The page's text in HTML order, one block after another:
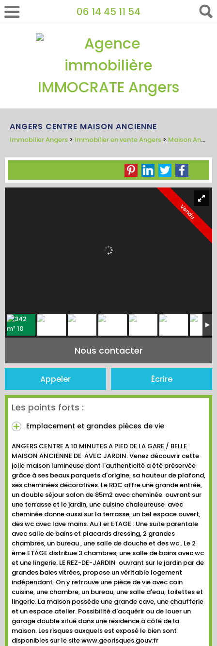
06 14 45 11 54
ANGERS CENTRE MAISON ANCIENNE
Immobilier Angers > Immobilier en vente Angers > Maison Ancienne en vente Angers
Vendu
Nous contacter
Appeler Écrire
Les points forts :
Emplacement et grandes pièces de vie
ANGERS CENTRE A 10 MINUTES A PIED DE LA GARE / BELLE
MAISON ANCIENNE DE AVEC JARDIN. Venez découvrir cette
jolie maison lumineuse dont l'authenticité a été préservée
grâce à ses beaux parquets d'origine, sa hauteur de plafond,
ses cheminées décoratives. Le RDC offre une grande entrée,
un double séjour salon de 85m2 avec cheminée ouvrant sur
une terrasse et le jardin, une cuisine chaleureuse avec
cheminée donne aussi sur la terrasse, un bel espace ouvert,
des wc avec lave mains. Au 1 er ETAGE : Une suite parentale
avec salle de bains et placards dressing, 2 grandes
chambres, un bureau , une salle de douche et des wc.. Le 2
ème ETAGE distribue 3 chambres, une salle de bains avec wc
et une lingerie. LE REZ-DE-JARDIN ouvrant sur le jardin par de
grandes baies vitrées, propose un véritable logement
indépendant. On y retrouve une pièce de vie avec coin
cuisine, une chambre, un bureau, une salle d'eau, toilettes et
lingerie. La maison possède une grande cave, une chaufferie
et un espace atelier. Possibilité d'acquérir ou de louer un
garage double situé dans une résidence à côté de la
maison. Les risques auxquels est exposé le bien sont
disponibles sur le site www.georisques.gouv.fr